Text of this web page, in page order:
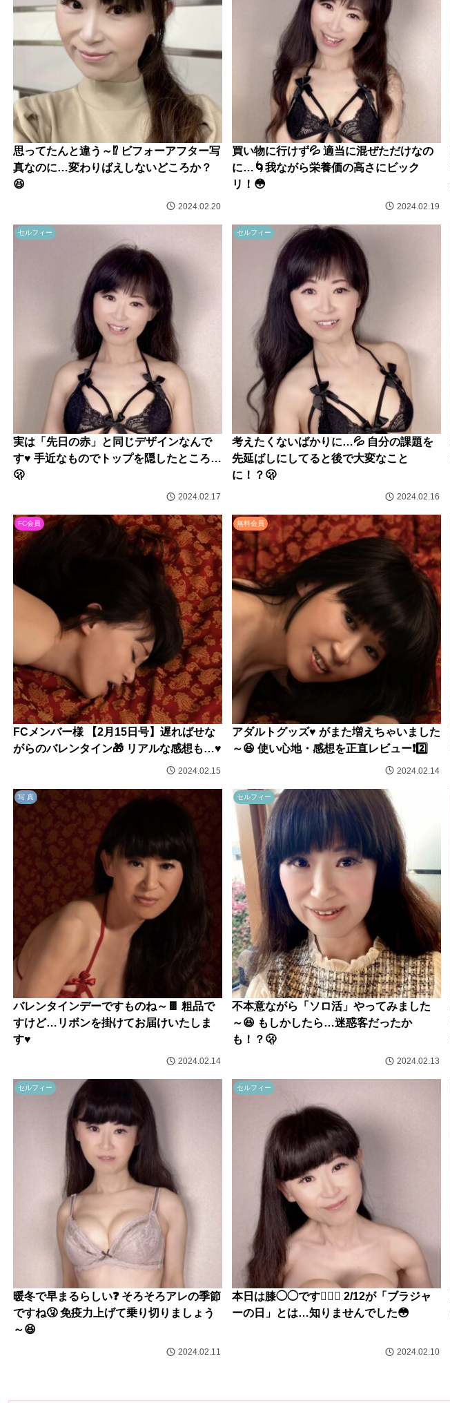
思ってたんと違う～⁉️ ビフォーアフター写
真なのに…変わりばえしないどころか？
😆
2024.02.20
買い物に行けず💦 適当に混ぜただけなの
に…🌀我ながら栄養価の高さにビック
リ！😳
2024.02.19
セルフィー
実は「先日の赤」と同じデザインなんで
す♥️ 手近なものでトップを隠したところ…
🫢
2024.02.17
セルフィー
考えたくないばかりに…💦 自分の課題を
先延ばしにしてると後で大変なこと
に！？🫢
2024.02.16
FC会員
FCメンバー様 【2月15日号】遅ればせな
がらのバレンタイン🎁 リアルな感想も…♥️
2024.02.15
無料会員
アダルトグッズ♥️ がまた増えちゃいました
～😆 使い心地・感想を正直レビュー❗️2️⃣
2024.02.14
写 真
バレンタインデーですものね～🍫 粗品で
すけど…リボンを掛けてお届けいたしま
す♥️
2024.02.14
セルフィー
不本意ながら「ソロ活」やってみました
～😆 もしかしたら…迷惑客だったか
も！？🫢
2024.02.13
セルフィー
暖冬で早まるらしい❓ そろそろアレの季節
ですね🤧 免疫力上げて乗り切りましょう
～😆
2024.02.11
セルフィー
本日は膝◯◯です💁🏻‍♀️ 2/12が「ブラジャ
ーの日」とは…知りませんでした😳
2024.02.10